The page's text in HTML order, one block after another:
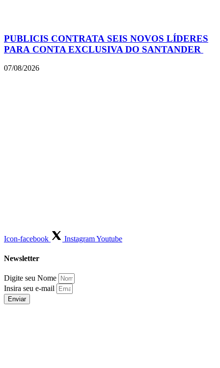
PUBLICIS CONTRATA SEIS NOVOS LÍDERES
PARA CONTA EXCLUSIVA DO SANTANDER
07/08/2026
Icon-facebook InstagramYoutube
Newsletter
Digite seu Nome
Insira seu e-mail
Enviar